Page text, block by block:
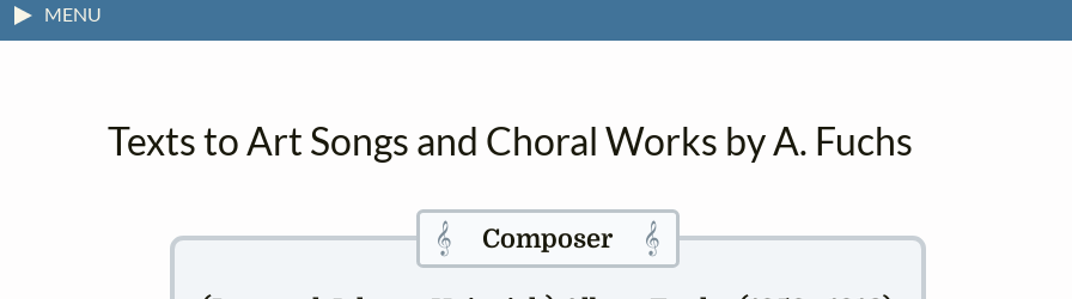
MENU
Texts to Art Songs and Choral Works by A. Fuchs
𝄞 Composer 𝄞